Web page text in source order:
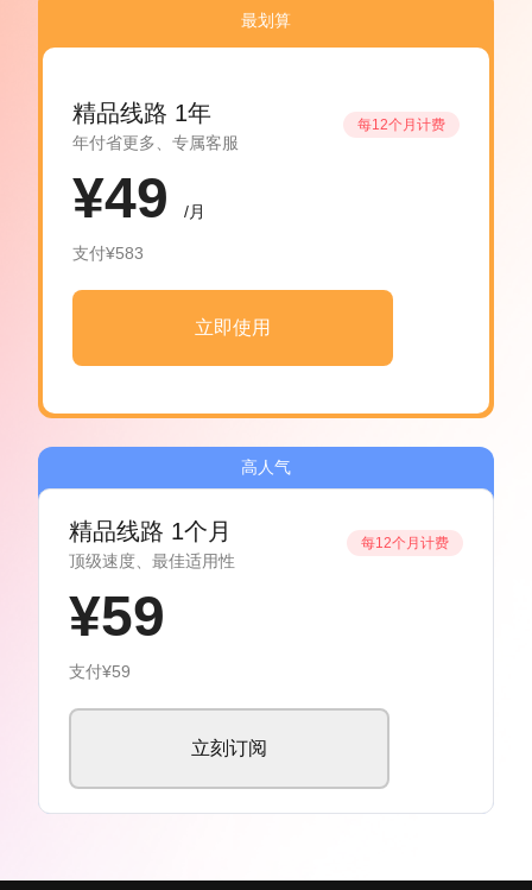
最划算
精品线路 1年
年付省更多、专属客服
每12个月计费
¥49 /月
支付¥583
立即使用
高人气
精品线路 1个月
顶级速度、最佳适用性
每12个月计费
¥59
支付¥59
立刻订阅